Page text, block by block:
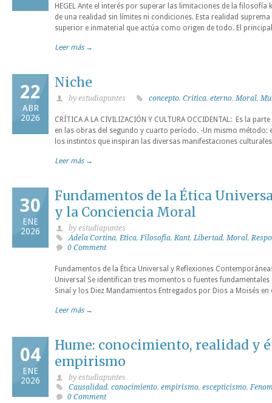
HEGEL Ante el interés por superar las limitaciones de la
de una realidad sin límites ni condiciones. Esta realidad
superior e inmaterial que actúa como origen de todo. El
Leer más →
22
ABR
2026
Niche
by estudiapuntes concepto, Critica, eterno,Moral,
CRÍTICA A LA CIVILIZACIÓN Y CULTURA OCCIDENTAL: Es la
en las obras del segundo y cuarto período. -Un mismo
los instintos que inspiran las diversas manifestaciones
Leer más →
30
ENE
2026
Fundamentos de la Ética
y la Conciencia Moral
by estudiapuntes
Adela Cortina,Etica,Filosofia,Kant,Libertad,Moral,
0 Comment
Fundamentos de la Ética Universal y Reflexiones
Universal Se identifican tres momentos o fuentes
Sinaí y los Diez Mandamientos Entregados por Dios a Moisés en
Leer más →
04
ENE
2026
Hume: conocimiento, realidad y
empirismo
by estudiapuntes
Causalidad, conocimiento, empirismo, escepticismo,
0 Comment